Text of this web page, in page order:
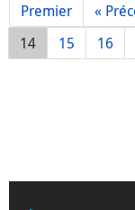
Premier «
14
15 16